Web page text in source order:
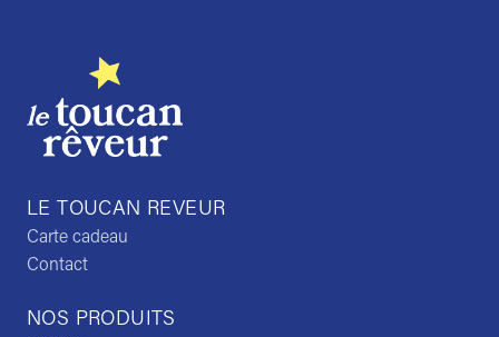
NOS PRODUITS
LE TOUCAN REVEUR
Carte cadeau
Contact